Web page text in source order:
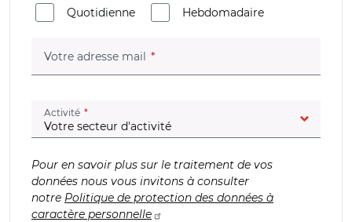
Quotidienne
Hebdomadaire
Votre adresse mail (champ obligatoire)
Activité (champ obligatoire)
Pour en savoir plus sur le traitement de vos
données nous vous invitons à consulter
notre Politique de protection des données à
caractère personnelle